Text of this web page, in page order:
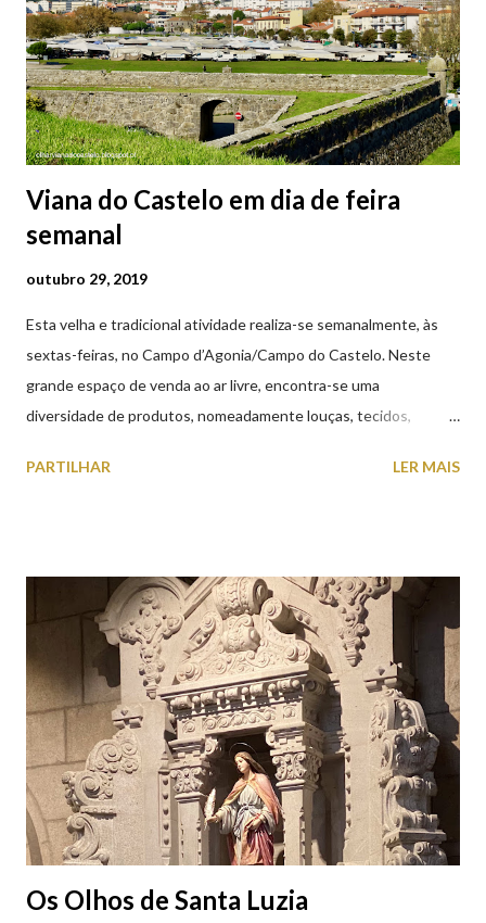
Viana do Castelo em dia de feira
semanal
outubro 29, 2019
Esta velha e tradicional atividade realiza-se semanalmente, às
sextas-feiras, no Campo d’Agonia/Campo do Castelo. Neste
grande espaço de venda ao ar livre, encontra-se uma
diversidade de produtos, nomeadamente louças, tecidos,
cobres entre muitos outros. Horário de funcionamento | Verão
(2019.10.25) Feira Semanal em Viana do Castelo (2019.10.25)
Feira Semanal em Viana do Castelo (2019.10.25) Feira Semanal
em Viana do Castelo (2019.10.25) Feira Semanal em Viana do
Castelo (2019.10.25) Feira Semanal em Viana do Castelo
(2019.10.25)
PARTILHAR LER MAIS
Os Olhos de Santa Luzia